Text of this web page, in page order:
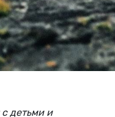
детьми и